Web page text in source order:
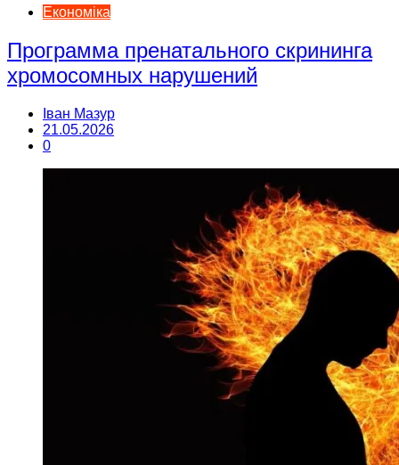
Економіка
Программа пренатального скрининга
хромосомных нарушений
Іван Мазур
21.05.2026
0